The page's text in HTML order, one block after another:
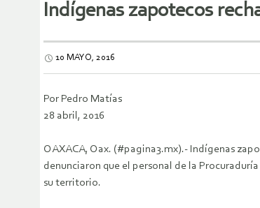
Indígenas zapotecos
10 MAYO, 2016
Por Pedro Matías
28 abril, 2016
OAXACA, Oax. (#pagina3.mx).- Indígenas
denunciaron que el personal de la
su territorio.